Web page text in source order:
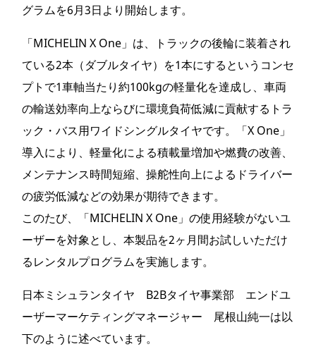
グラムを6月3日より開始します。
「MICHELIN X One」は、トラックの後輪に装着され
ている2本（ダブルタイヤ）を1本にするというコンセ
プトで1車軸当たり約100kgの軽量化を達成し、車両
の輸送効率向上ならびに環境負荷低減に貢献するトラ
ック・バス用ワイドシングルタイヤです。「X One」
導入により、軽量化による積載量増加や燃費の改善、
メンテナンス時間短縮、操舵性向上によるドライバー
の疲労低減などの効果が期待できます。
このたび、「MICHELIN X One」の使用経験がないユ
ーザーを対象とし、本製品を2ヶ月間お試しいただけ
るレンタルプログラムを実施します。
日本ミシュランタイヤ B2Bタイヤ事業部 エンドユ
ーザーマーケティングマネージャー 尾根山純一は以
下のように述べています。